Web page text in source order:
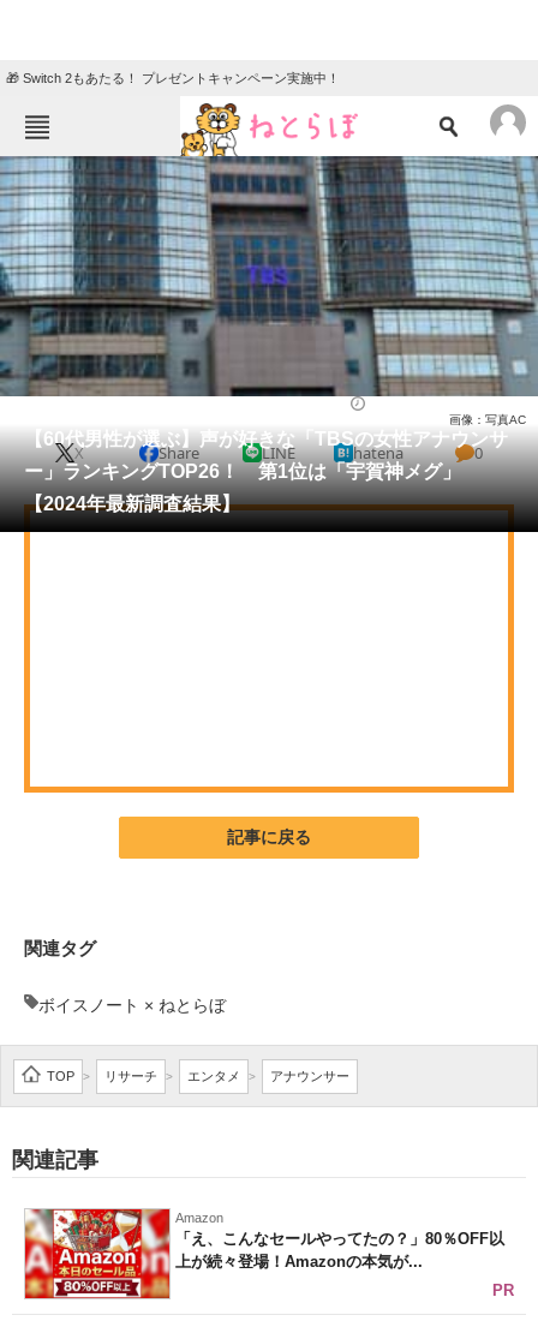
🎁 Switch 2もあたる！ プレゼントキャンペーン実施中！
ねとらぼメニュー
TOP ニュース
エンタメ クイズ
グルメ 地域
住まい 教育・育児
動物 リサーチ
会員記事
メディア
注目記事を集めた総合ページ
ビジネスと働き方のヒント
経営リーダーのコミュニティ
マーケ×ITの今がよく分かる
企業向けIT製品の総合サイト
IT製品の技術・比較・事例
製造業のIT導入・活用を支援
モノづくり技術者専門サイト
エレクトロニクス専門サイト
【60代男性が選ぶ】声が好きな「TBSの女性アナウンサ
ー」ランキングTOP26！ 第1位は「宇賀神メグ」
【2024年最新調査結果】
画像：写真AC
X Share LINE hatena 0
記事に戻る
関連タグ
ボイスノート × ねとらぼ
TOP > リサーチ > エンタメ > アナウンサー
関連記事
Amazon
「え、こんなセールやってたの？」80％OFF以
上が続々登場！Amazonの本気が...
PR